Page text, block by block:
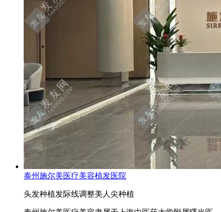
泰州施尔美医疗美容植发医院
头发种植发际线调整美人尖种植